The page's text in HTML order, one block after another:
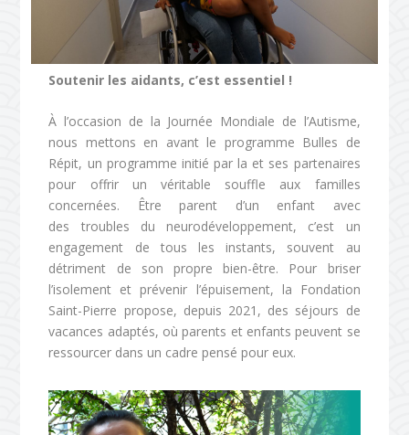
Soutenir les aidants, c’est essentiel !
À l’occasion de la Journée Mondiale de l’Autisme,
nous mettons en avant le programme Bulles de
Répit, un programme initié par la Fondation Saint-Pierre
et ses partenaires
pour offrir un véritable souffle aux familles
concernées. Être parent d’un enfant avec
des troubles du neurodéveloppement, c’est un
engagement de tous les instants, souvent au
détriment de son propre bien-être. Pour briser
l’isolement et prévenir l’épuisement, la Fondation
Saint-Pierre propose, depuis 2021, des séjours de
vacances adaptés, où parents et enfants peuvent se
ressourcer dans un cadre pensé pour eux.